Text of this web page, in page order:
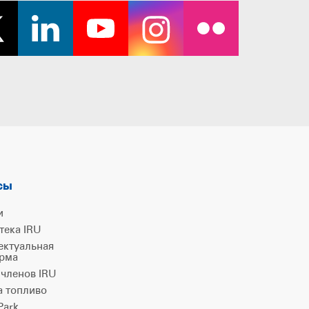
IRU
IRU
топливо